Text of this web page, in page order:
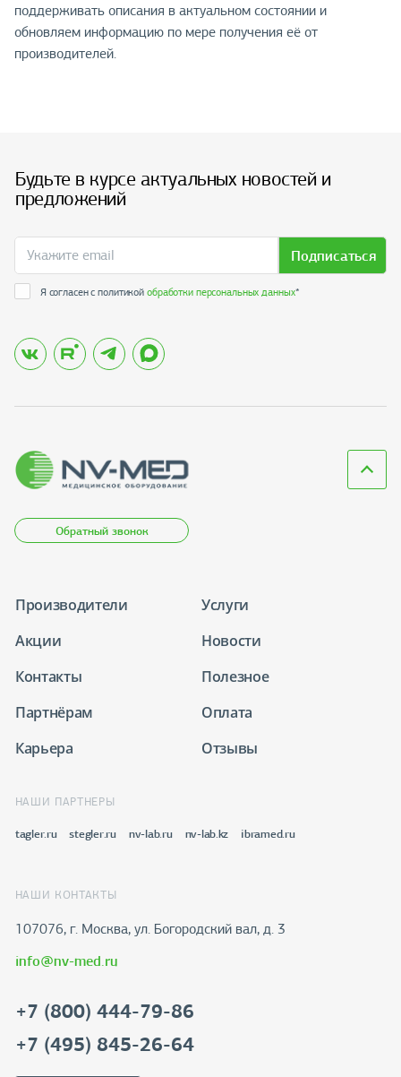
поддерживать описания в актуальном состоянии и
обновляем информацию по мере получения её от
производителей.
Будьте в курсе актуальных новостей и
предложений
Подписаться
Я согласен с политикойобработки персональных данных*
Обратный звонок
Производители
Услуги
Акции
Новости
Контакты
Полезное
Партнёрам
Оплата
Карьера
Отзывы
НАШИ ПАРТНЕРЫ
tagler.ru stegler.ru nv-lab.ru nv-lab.kz ibramed.ru
НАШИ КОНТАКТЫ
107076, г. Москва, ул. Богородский вал, д. 3
info@nv-med.ru
+7 (800) 444-79-86
+7 (495) 845-26-64